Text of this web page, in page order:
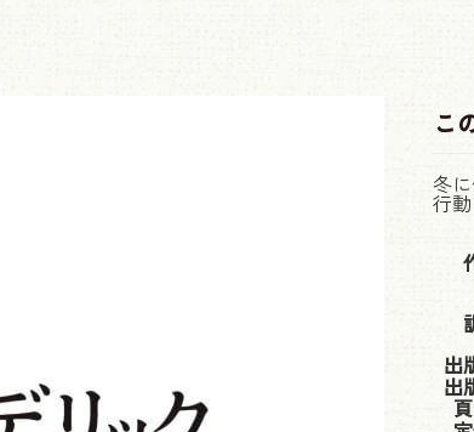
こ
冬
行
出
出